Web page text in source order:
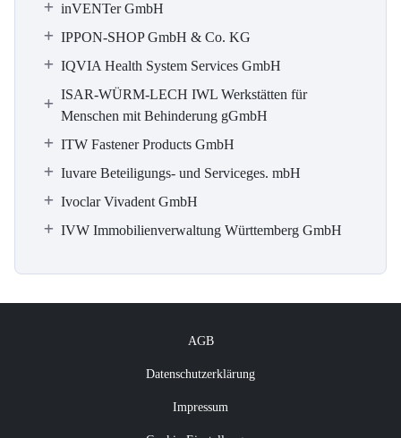
inVENTer GmbH
IPPON-SHOP GmbH & Co. KG
IQVIA Health System Services GmbH
ISAR-WÜRM-LECH IWL Werkstätten für
Menschen mit Behinderung gGmbH
ITW Fastener Products GmbH
Iuvare Beteiligungs- und Serviceges. mbH
Ivoclar Vivadent GmbH
IVW Immobilienverwaltung Württemberg GmbH
AGB
Datenschutzerklärung
Impressum